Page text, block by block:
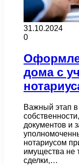
31.10.2024
0
дома с
Важный этап
документов и
нотариусом
имущества не
сделки,…